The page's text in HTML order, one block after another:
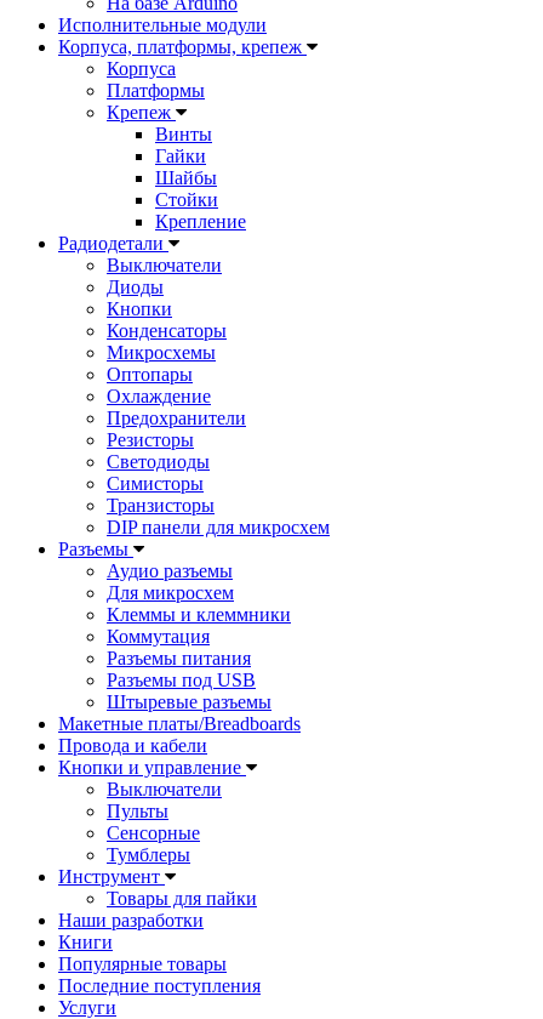
Исполнительные модули
Корпуса, платформы, крепеж
Корпуса
Платформы
Крепеж
Винты
Гайки
Шайбы
Стойки
Крепление
Радиодетали
Выключатели
Диоды
Кнопки
Конденсаторы
Микросхемы
Оптопары
Охлаждение
Предохранители
Резисторы
Светодиоды
Симисторы
Транзисторы
DIP панели для микросхем
Разъемы
Аудио разъемы
Для микросхем
Клеммы и клеммники
Коммутация
Разъемы питания
Разъемы под USB
Штыревые разъемы
Макетные платы/Breadboards
Провода и кабели
Кнопки и управление
Выключатели
Пульты
Сенсорные
Тумблеры
Инструмент
Товары для пайки
Наши разработки
Книги
Популярные товары
Последние поступления
Услуги